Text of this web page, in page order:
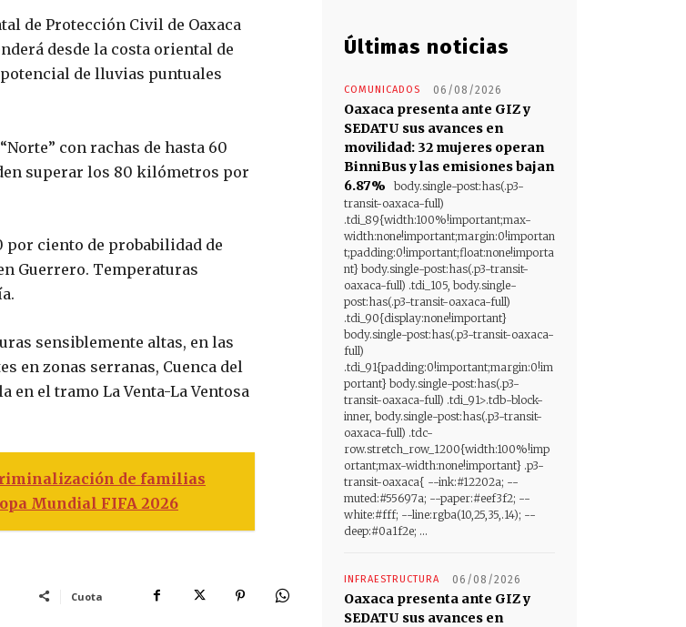
de Protección Civil de Oaxaca
desde la costa oriental de
de lluvias puntuales
con rachas de hasta 60
superar los 80 kilómetros por
por ciento de probabilidad de
Guerrero. Temperaturas
sensiblemente altas, en las
en zonas serranas, Cuenca del
en el tramo La Venta-La Ventosa
de familias
Mundial FIFA 2026
Cuota
Últimas noticias
COMUNICADOS 06/08/2026
Oaxaca presenta ante GIZ y
SEDATU sus avances en
movilidad: 32 mujeres operan
BinniBus y las emisiones bajan
6.87%
body.single-post:has(.p3-
transit-oaxaca-full)
.tdi_89{width:100%!important;max-
width:none!important;margin:0!importan
t;padding:0!important;float:none!importa
nt} body.single-post:has(.p3-transit-
oaxaca-full) .tdi_105, body.single-
post:has(.p3-transit-oaxaca-full)
.tdi_90{display:none!important}
body.single-post:has(.p3-transit-oaxaca-
full)
.tdi_91{padding:0!important;margin:0!im
portant} body.single-post:has(.p3-
transit-oaxaca-full) .tdi_91>.tdb-block-
inner, body.single-post:has(.p3-transit-
oaxaca-full) .tdc-
row.stretch_row_1200{width:100%!imp
ortant;max-width:none!important} .p3-
transit-oaxaca{ --ink:#12202a; --
muted:#55697a; --paper:#eef3f2; --
white:#fff; --line:rgba(10,25,35,.14); --
deep:#0a1f2e; ...
INFRAESTRUCTURA 06/08/2026
Oaxaca presenta ante GIZ y
SEDATU sus avances en